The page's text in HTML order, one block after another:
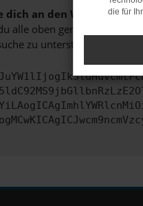
dich an den
alle oben genannten
zu unterstützen:
die für